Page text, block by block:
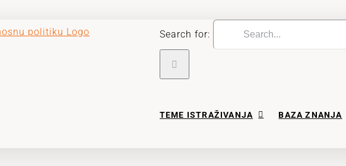
Search for:
TEME ISTRAŽIVANJA BAZA ZNANJA